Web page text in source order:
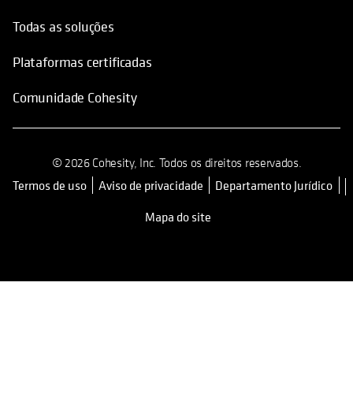
Todas as soluções
Plataformas certificadas
Comunidade Cohesity
© 2026 Cohesity, Inc. Todos os direitos reservados.
Termos de usoopens in a new tab
Aviso de privacidade
Departamento Jurídico
Mapa do site